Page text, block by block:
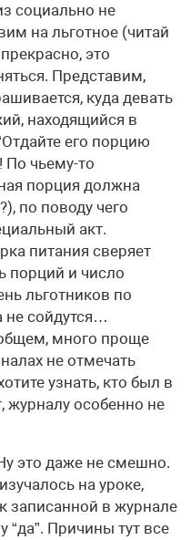
социально не
на льготное (читай
это
Представим,
куда девать
находящийся в
его порцию
По чьему-то
порция должна
по поводу чего
акт.
питания сверяет
порций и число
льготников по
не сойдутся…
много проще
не отмечать
узнать, кто был в
журналу особенно не
это даже не смешно.
на уроке,
записанной в журнале
“да”. Причины тут все